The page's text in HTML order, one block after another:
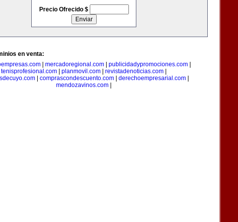
Precio Ofrecido $
en venta:
| mercadoregional.com| publicidadypromociones.com|
tenisprofesional.com
planmovil.com revistadenoticias.com
comprascondescuento.com derechoempresarial.com
mendozavinos.com